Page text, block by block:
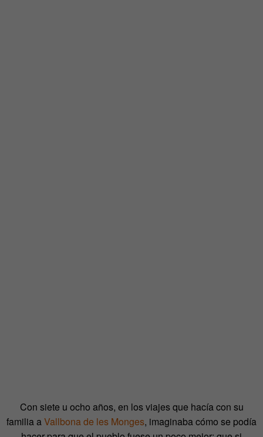
Con siete u ocho años, en los viajes que hacía con su
familia aVallbona de les Monges, imaginaba cómo se podía